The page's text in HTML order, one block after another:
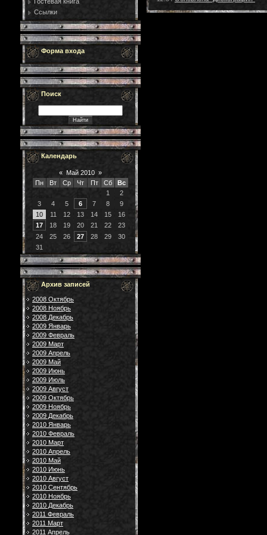
Ссылки
Форма входа
Поиск
Календарь
« Май 2010 »
Пн
Вт Ср Чт Пт Сб
Вс
1
2
3
4 5 6 7 8
9
10
11 12 13 14 15
16
17
18 19 20 21 22
23
24
25 26 27 28 29
30
31
Архив записей
2008 Октябрь
2008 Ноябрь
2008 Декабрь
2009 Январь
2009 Февраль
2009 Март
2009 Апрель
2009 Май
2009 Июнь
2009 Июль
2009 Август
2009 Октябрь
2009 Ноябрь
2009 Декабрь
2010 Январь
2010 Февраль
2010 Март
2010 Апрель
2010 Май
2010 Июнь
2010 Август
2010 Сентябрь
2010 Ноябрь
2010 Декабрь
2011 Февраль
2011 Март
2011 Апрель